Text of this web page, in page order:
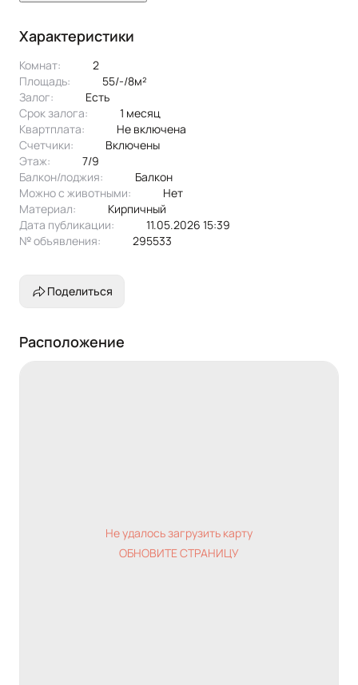
шкаф, прихожая, 2х спальная кровать, стол-стулья. Из
техники: плита, холодильник, стиральная машина.
Характеристики
Комнат:
2
Площадь:
55/-/8м²
Залог:
есть
Срок залога:
1 месяц
Квартплата:
не включена
Счетчики:
включены
Этаж:
7/9
Балкон/лоджия:
балкон
Можно с животными:
нет
Материал:
кирпичный
Дата публикации:
11.05.2026 15:39
№ объявления:
295533
Поделиться
Расположение
Не удалось загрузить карту
ОБНОВИТЕ СТРАНИЦУ